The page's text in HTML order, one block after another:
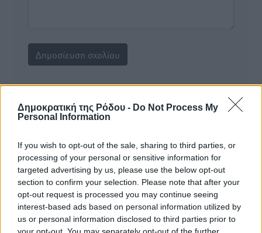
Δημοκρατική της Ρόδου - Do Not Process My
Personal Information
If you wish to opt-out of the sale, sharing to third parties, or
processing of your personal or sensitive information for
targeted advertising by us, please use the below opt-out
section to confirm your selection. Please note that after your
opt-out request is processed you may continue seeing
interest-based ads based on personal information utilized by
us or personal information disclosed to third parties prior to
your opt-out. You may separately opt-out of the further
Υπενθύμιση:
ιστοσελίδες είναι απαραίτητη η χρήση του παρακάτω
παρεχόμενου συνδέσμου παραπομπής προς το άρθρο
της Δημοκρατικής.